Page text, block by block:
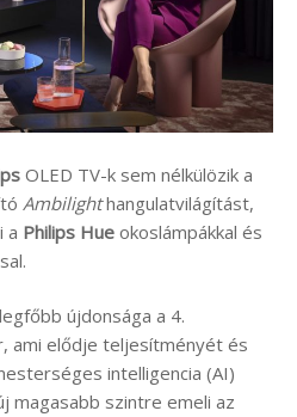
OLED TV-k sem nélkülözik a
Ambilighthangulatvilágítást,
a Philips Hue okoslámpákkal és
újdonsága a 4.
ami elődje teljesítményét és
intelligencia (AI)
magasabb szintre emeli az